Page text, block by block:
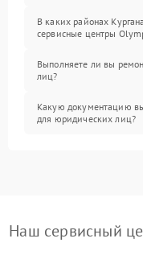
В каких районах
сервисные центры
Выполняете ли вы
лиц?
Какую документацию
для юридических лиц?
Наш сервисный